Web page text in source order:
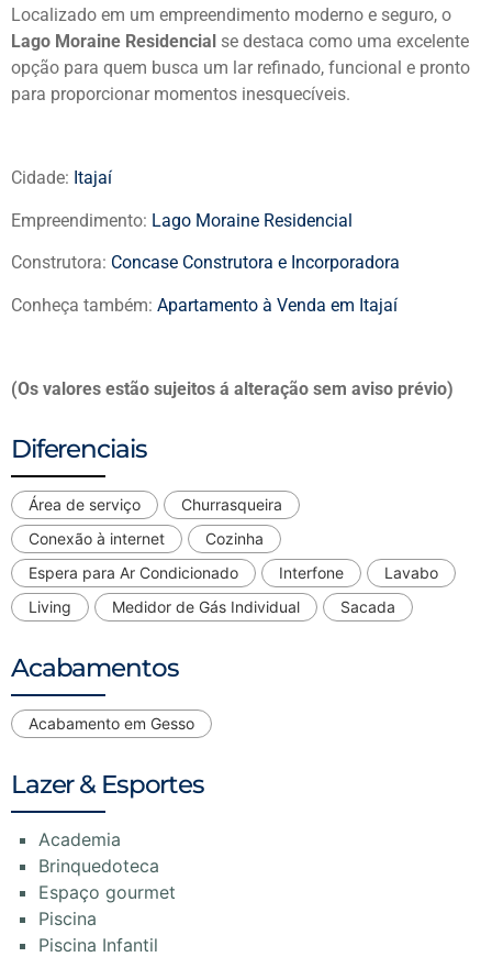
Localizado em um empreendimento moderno e seguro, o
Lago Moraine Residencial se destaca como uma excelente
opção para quem busca um lar refinado, funcional e pronto
para proporcionar momentos inesquecíveis.
Cidade: Itajaí
Empreendimento: Lago Moraine Residencial
Construtora: Concase Construtora e Incorporadora
Conheça também: Apartamento à Venda em Itajaí
(Os valores estão sujeitos á alteração sem aviso prévio)
Diferenciais
Área de serviço
Churrasqueira
Conexão à internet
Cozinha
Espera para Ar Condicionado
Interfone
Lavabo
Living
Medidor de Gás Individual Sacada
Acabamentos
Acabamento em Gesso
Lazer & Esportes
Academia
Brinquedoteca
Espaço gourmet
Piscina
Piscina Infantil